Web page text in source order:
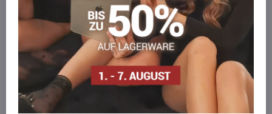
Möchten Sie mehr bestellen, als wir
auf Lager haben?
Zögern Sie nicht, uns zu kontaktieren, wir füllen die Ware für Sie
wieder auf!
info​@everlady​.eu